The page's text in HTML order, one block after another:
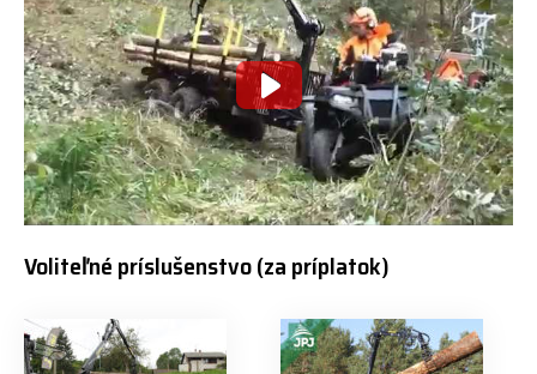
Voliteľné príslušenstvo (za príplatok)